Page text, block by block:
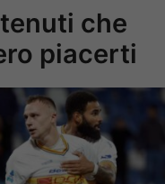
che
piacerti